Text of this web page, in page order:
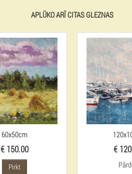
APLŪKO ARĪ CITAS GLEZNAS
60x50cm
€ 150.00
Pirkt
€